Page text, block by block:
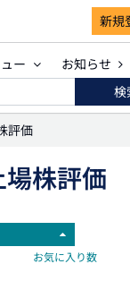
新規
ー
お知らせ
検
評価
株評価
お気に入り数